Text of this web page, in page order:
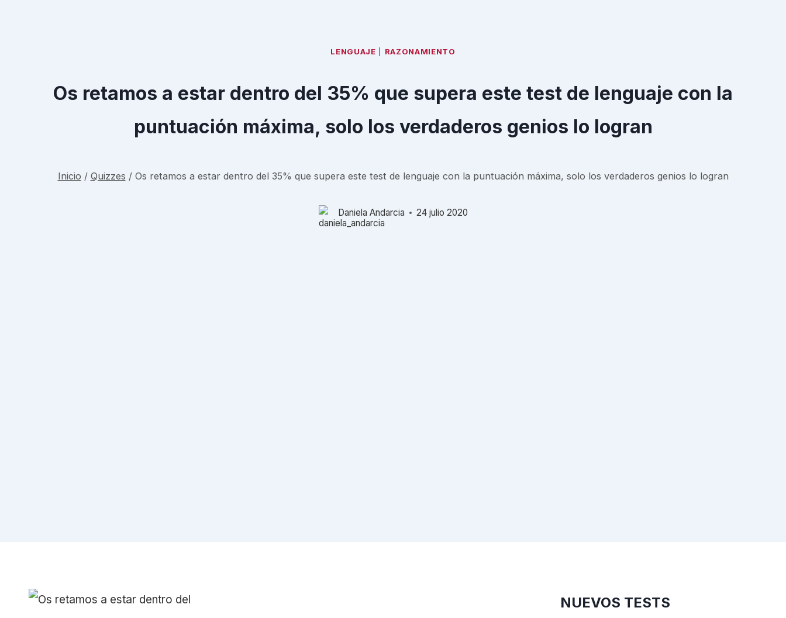
LENGUAJE RAZONAMIENTO
Os retamos a estar dentro del 35% que supera este test de lenguaje con la
puntuación máxima, solo los verdaderos genios lo logran
Inicio / Quizzes / Os retamos a estar dentro del 35% que supera este test de lenguaje con la puntuación máxima, solo los verdaderos genios lo logran
Daniela Andarcia 24 julio 2020
NUEVOS TESTS